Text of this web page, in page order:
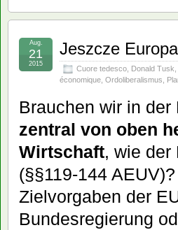
Jeszcze
Cuore tedesco Donald Tusk
économique Ordoliberalismus
Aug.
21
2015
Brauchen wir in
zentral von oben
Wirtschaft, wie der
(§§119-144
Zielvorgaben der
Bundesregierung